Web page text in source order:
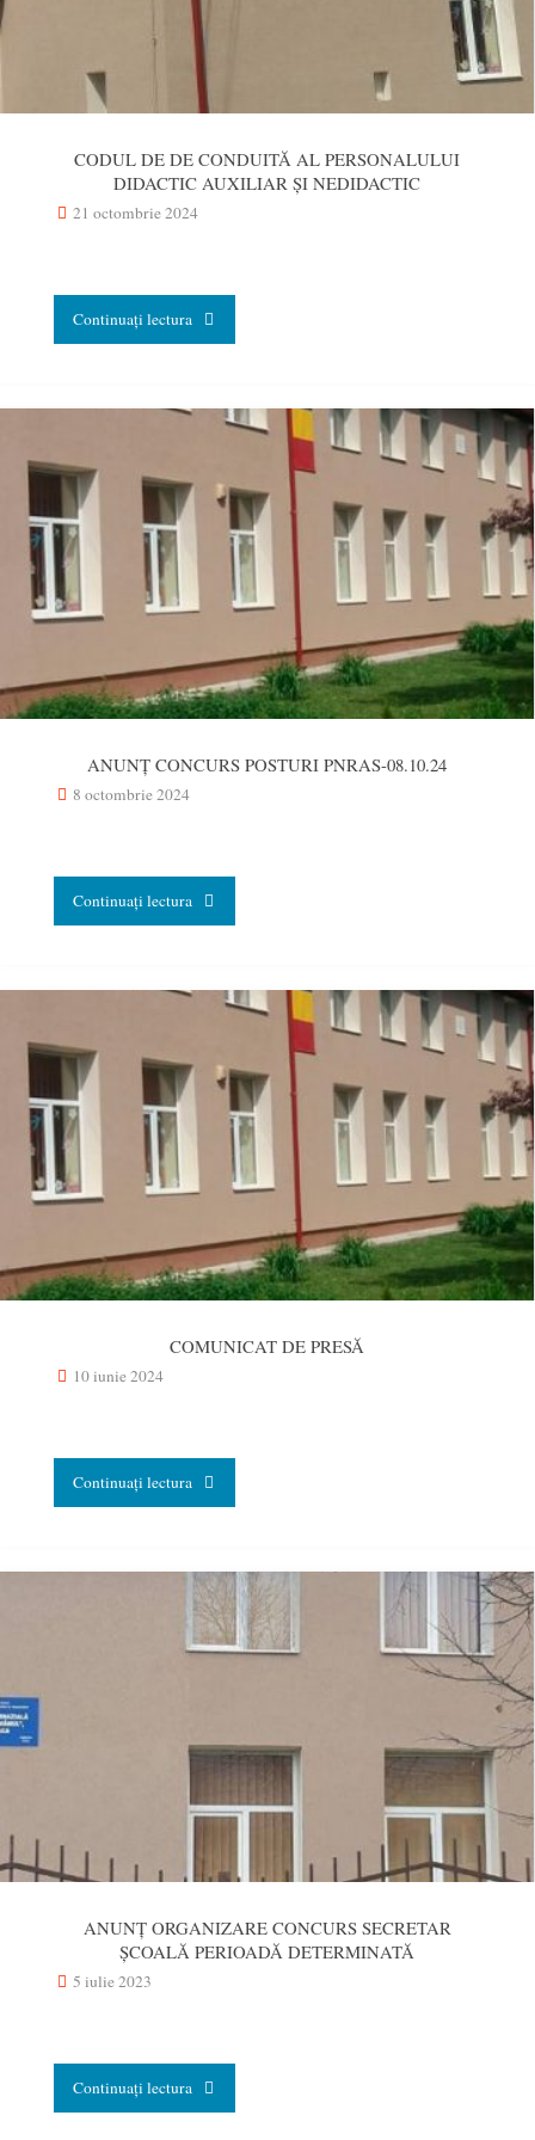
CODUL DE DE CONDUITĂ AL PERSONALULUI
DIDACTIC AUXILIAR ŞI NEDIDACTIC
21 octombrie 2024
Continuați lectura "CODUL
DE
PERSONALULUI
DIDACTIC
AUXILIAR
ŞI
ANUNȚ CONCURS POSTURI PNRAS-08.10.24
8 octombrie 2024
Continuați lectura "ANUNȚ
POSTURI
08.10.24"
COMUNICAT DE PRESĂ
10 iunie 2024
Continuați lectura "COMUNICAT
PRESĂ"
ANUNȚ ORGANIZARE CONCURS SECRETAR
ȘCOALĂ PERIOADĂ DETERMINATĂ
5 iulie 2023
Continuați lectura "ANUNȚ